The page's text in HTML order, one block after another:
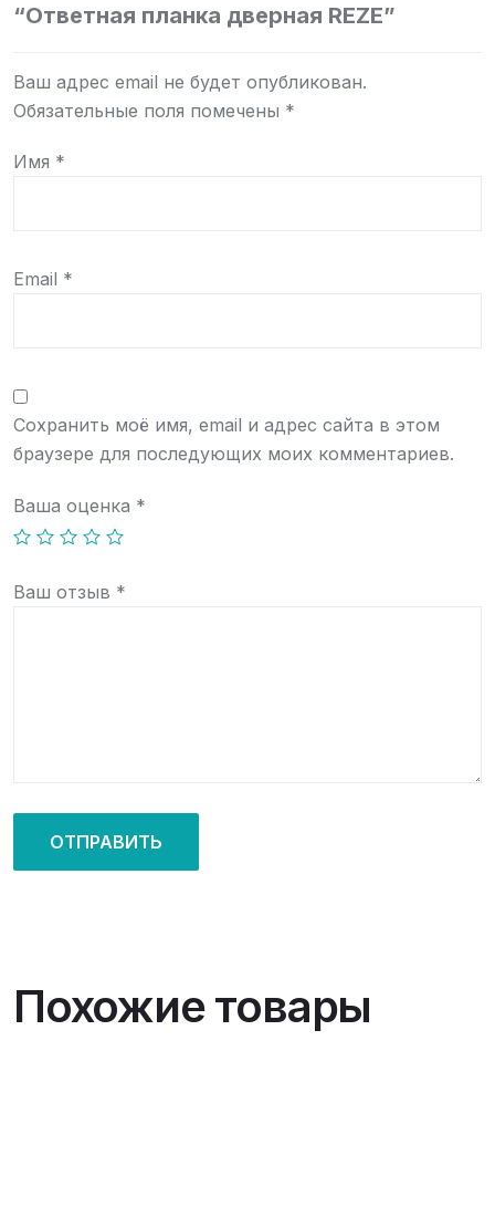
“Ответная планка дверная REZE”
Ваш адрес email не будет опубликован.
Обязательные поля помечены *
Имя *
Email *
Сохранить моё имя, email и адрес сайта в этом
браузере для последующих моих комментариев.
Ваша оценка *
Ваш отзыв *
Похожие товары